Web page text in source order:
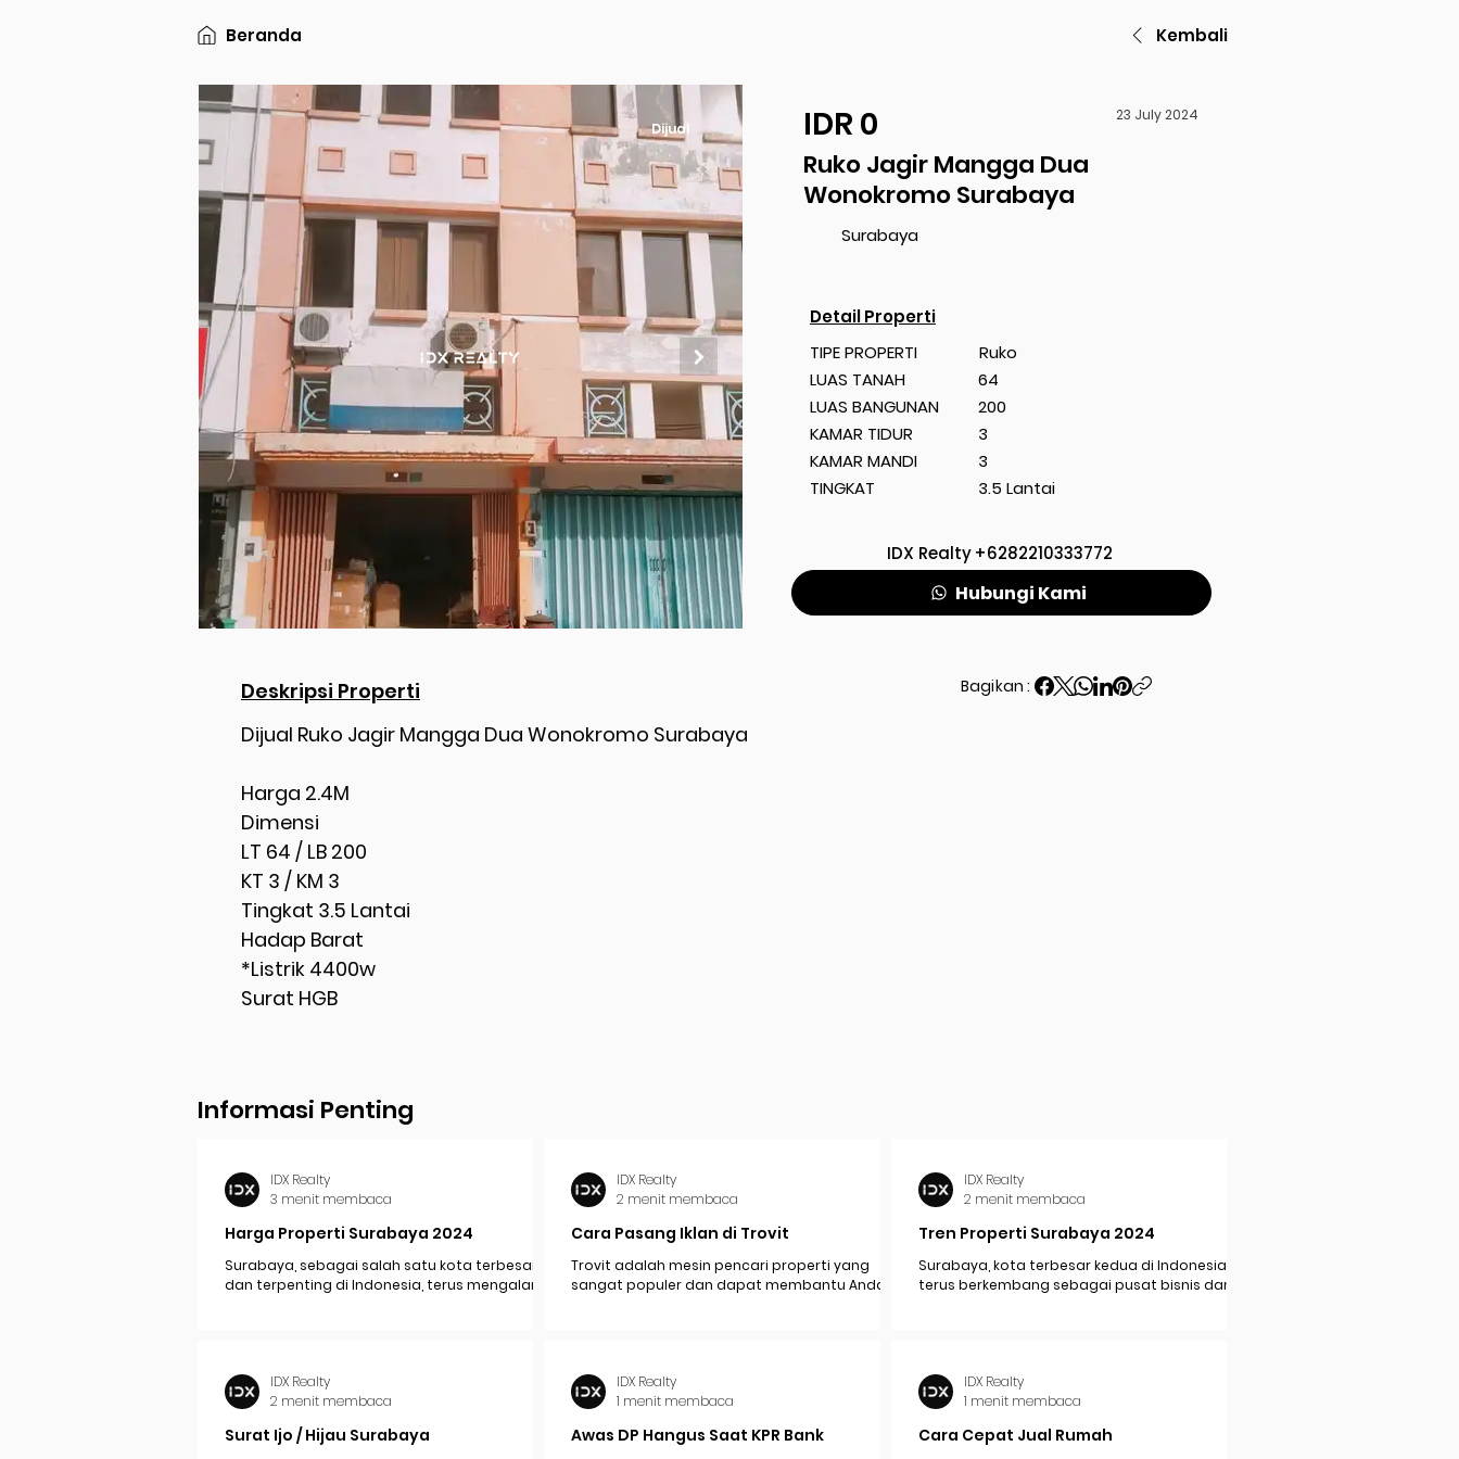
Beranda Kembali
Dijual IDR 0 23 July 2024
Ruko Jagir Mangga Dua
Wonokromo Surabaya
Surabaya
Detail Properti
TIPE PROPERTI
LUAS TANAH
LUAS BANGUNAN
KAMAR TIDUR
KAMAR MANDI
TINGKAT
Ruko
64
200
3
3
3.5 Lantai
IDX Realty+6282210333772
Hubungi Kami
Deskripsi Properti Bagikan :
Dijual Ruko Jagir Mangga Dua Wonokromo Surabaya
Harga 2.4M
Dimensi
LT 64 / LB 200
KT 3 / KM 3
Tingkat 3.5 Lantai
Hadap Barat
*Listrik 4400w
Surat HGB
Informasi Penting
Harga Properti Surabaya 2024
Surabaya, sebagai salah satu kota terbesar
dan terpenting di Indonesia, terus mengalami
IDX Realty
3 menit membaca
Cara Pasang Iklan di Trovit
Trovit adalah mesin pencari properti yang
sangat populer dan dapat membantu Anda
IDX Realty
2 menit membaca
Tren Properti Surabaya 2024
Surabaya, kota terbesar kedua di Indonesia,
terus berkembang sebagai pusat bisnis dan
IDX Realty
2 menit membaca
Surat Ijo / Hijau Surabaya
IDX Realty
2 menit membaca
Awas DP Hangus Saat KPR Bank
IDX Realty
1 menit membaca
Cara Cepat Jual Rumah
IDX Realty
1 menit membaca